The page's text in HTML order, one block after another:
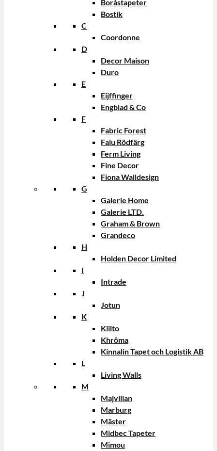
Boråstapeter
Bostik
C
Coordonne
D
Decor Maison
Duro
E
Eijffinger
Engblad & Co
F
Fabric Forest
Falu Rödfärg
Ferm Living
Fine Decor
Fiona Walldesign
G
Galerie Home
Galerie LTD.
Graham & Brown
Grandeco
H
Holden Decor Limited
I
Intrade
J
Jotun
K
Kiilto
Khrôma
Kinnalin Tapet och Logistik AB
L
Living Walls
M
Majvillan
Marburg
Mäster
Midbec Tapeter
Mimou